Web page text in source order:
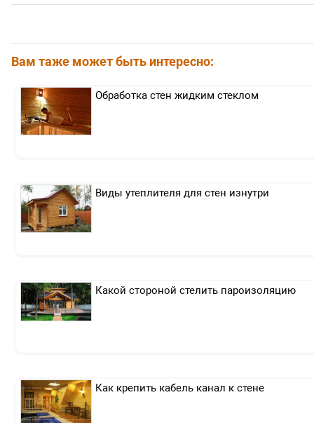
Вам таже может быть интересно:
Обработка стен жидким стеклом
Виды утеплителя для стен изнутри
Какой стороной стелить пароизоляцию
Как крепить кабель канал к стене